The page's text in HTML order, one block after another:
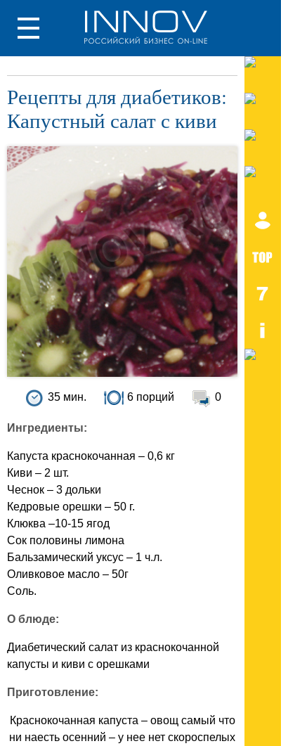
Рецепты для диабетиков:
Капустный салат с киви
35 мин. 6 порций 0
Ингредиенты:
Капуста краснокочанная – 0,6 кг
Киви – 2 шт.
Чеснок – 3 дольки
Кедровые орешки – 50 г.
Клюква –10-15 ягод
Сок половины лимона
Бальзамический уксус – 1 ч.л.
Оливковое масло – 50г
Соль.
О блюде:
Диабетический салат из краснокочанной
капусты и киви с орешками
Приготовление:
Краснокочанная капуста – овощ самый что
ни наесть осенний – у нее нет скороспелых